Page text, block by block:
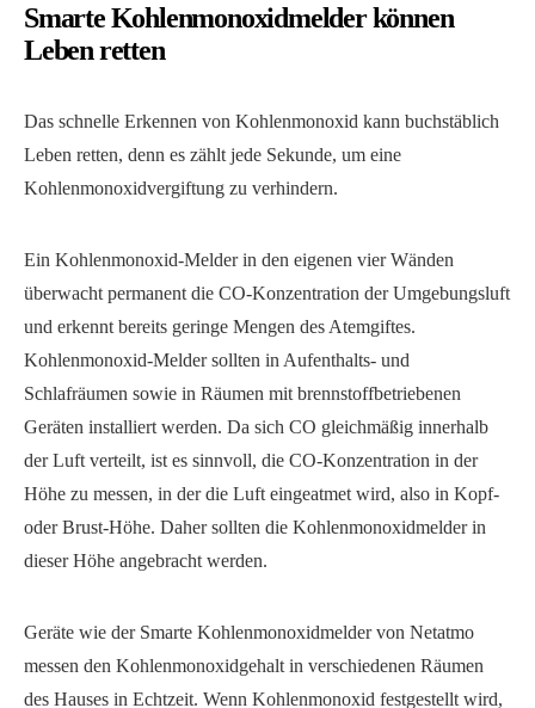
Smarte Kohlenmonoxidmelder können
Leben retten
Das schnelle Erkennen von Kohlenmonoxid kann buchstäblich
Leben retten, denn es zählt jede Sekunde, um eine
Kohlenmonoxidvergiftung zu verhindern.
Ein Kohlenmonoxid-Melder in den eigenen vier Wänden
überwacht permanent die CO-Konzentration der Umgebungsluft
und erkennt bereits geringe Mengen des Atemgiftes.
Kohlenmonoxid-Melder sollten in Aufenthalts- und
Schlafräumen sowie in Räumen mit brennstoffbetriebenen
Geräten installiert werden. Da sich CO gleichmäßig innerhalb
der Luft verteilt, ist es sinnvoll, die CO-Konzentration in der
Höhe zu messen, in der die Luft eingeatmet wird, also in Kopf-
oder Brust-Höhe. Daher sollten die Kohlenmonoxidmelder in
dieser Höhe angebracht werden.
Geräte wie der Smarte Kohlenmonoxidmelder von Netatmo
messen den Kohlenmonoxidgehalt in verschiedenen Räumen
des Hauses in Echtzeit. Wenn Kohlenmonoxid festgestellt wird,